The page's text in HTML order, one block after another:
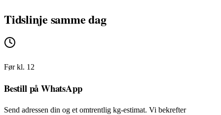
Tidslinje samme dag
Før kl. 12
Bestill på WhatsApp
Send adressen din og et omtrentlig kg-estimat. Vi bekrefter